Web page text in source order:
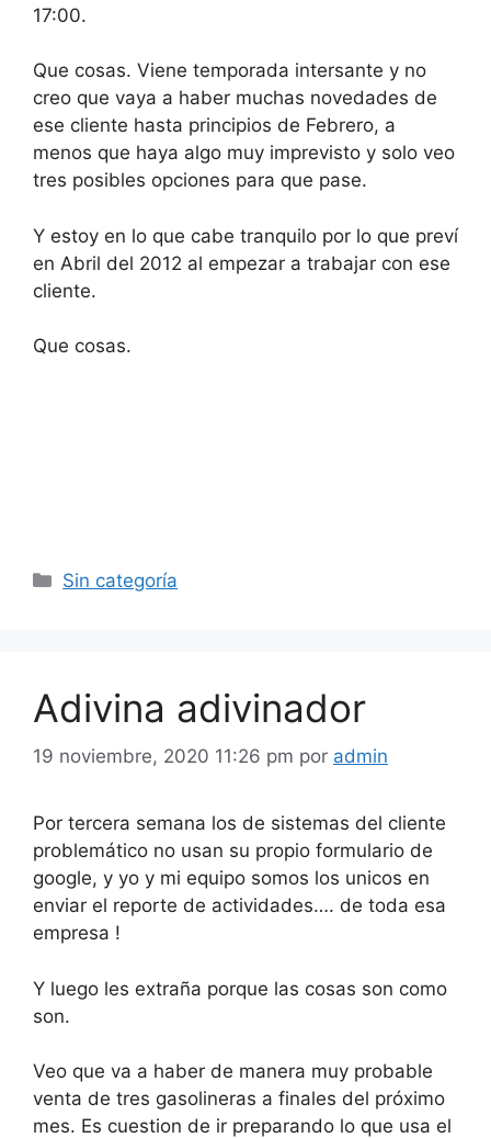
17:00.
Que cosas. Viene temporada intersante y no
creo que vaya a haber muchas novedades de
ese cliente hasta principios de Febrero, a
menos que haya algo muy imprevisto y solo veo
tres posibles opciones para que pase.
Y estoy en lo que cabe tranquilo por lo que preví
en Abril del 2012 al empezar a trabajar con ese
cliente.
Que cosas.
Categorías
Sin categoría
Adivina adivinador
19 noviembre, 2020 11:26 pm por admin
Por tercera semana los de sistemas del cliente
problemático no usan su propio formulario de
google, y yo y mi equipo somos los unicos en
enviar el reporte de actividades…. de toda esa
empresa !
Y luego les extraña porque las cosas son como
son.
Veo que va a haber de manera muy probable
venta de tres gasolineras a finales del próximo
mes. Es cuestion de ir preparando lo que usa el